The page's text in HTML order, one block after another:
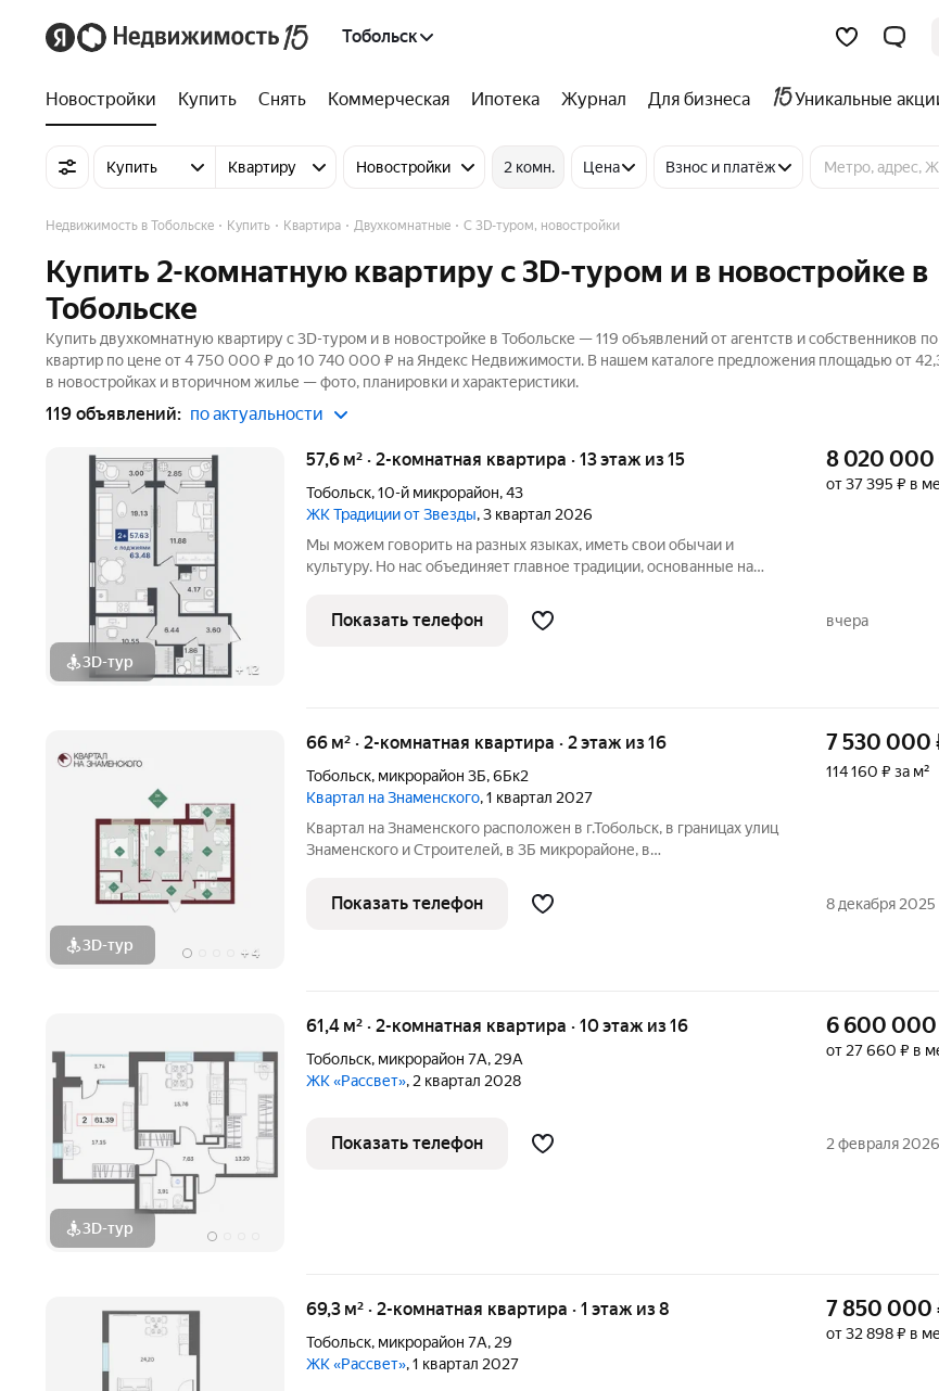
Тобольск
Новостройки Купить Снять Коммерческая Ипотека Журнал Для бизнеса Уникальные
Купить Квартиру Новостройки 2 комн. Цена Взнос и платёж
Недвижимость в Тобольске Купить Квартира Двухкомнатные C 3D-туром, новостройки
Купить 2-комнатную квартиру c 3D-туром и в новостройке в
Тобольске
Купить двухкомнатную квартиру c 3D-туром и в новостройке в Тобольске — 119 объявлений от агентств и собственников
квартир по цене от 4 750 000 ₽ до 10 740 000 ₽ на Яндекс Недвижимости. В нашем каталоге предложения площадью от
в новостройках и вторичном жилье — фото, планировки и характеристики.
119 объявлений: по актуальности
3D-тур + 12
57,6 м² · 2-комнатная квартира · 13 этаж из 15
Тобольск,10-й микрорайон,43
ЖК Традиции от Звезды, 3 квартал 2026
Мы можем говорить на разных языках, иметь свои обычаи и
культуру. Но нас объединяет главное традиции, основанные на
гостеприимстве. ЖК «Традиции от Звезды» это жилой комплекс
комфорт-класса,
8 020 000
от 37 395 ₽ в
Показать телефон вчера
3D-тур + 4
66 м² · 2-комнатная квартира · 2 этаж из 16
Тобольск, микрорайон 3Б,6Бк2
Квартал на Знаменского, 1 квартал 2027
Квартал на Знаменского расположен в г.Тобольск, в границах улиц
Знаменского и Строителей, в 3Б микрорайоне, в
рядом вся семейная инфраструктура - областная больница №3,
перинатальный центр,
7 530 000
114 160 ₽ за м²
Показать телефон 8 декабря 2025
3D-тур
61,4 м² · 2-комнатная квартира · 10 этаж из 16
Тобольск, микрорайон 7А, 29А
ЖК «Рассвет», 2 квартал 2028
6 600 000
от 27 660 ₽ в
Показать телефон 2 февраля 2026
69,3 м² · 2-комнатная квартира · 1 этаж из 8
Тобольск, микрорайон 7А, 29
ЖК «Рассвет», 1 квартал 2027
7 850 000
от 32 898 ₽ в